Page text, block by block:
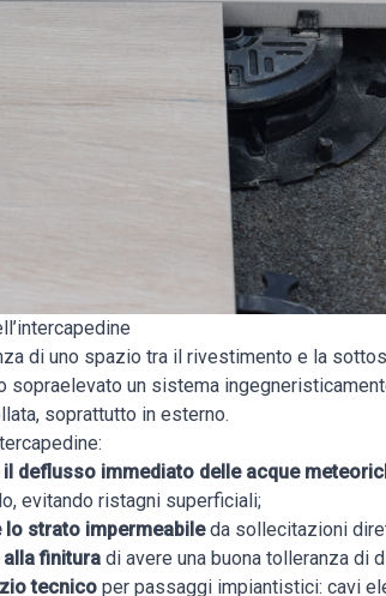
di uno spazio tra il rivestimento e la
sopraelevato un sistema
soprattutto in esterno.
il deflusso immediato delle acque
evitando ristagni superficiali;
lo strato impermeabileda sollecitazioni
alla finituradi avere una buona tolleranza di
tecnico per passaggi impiantistici: cavi